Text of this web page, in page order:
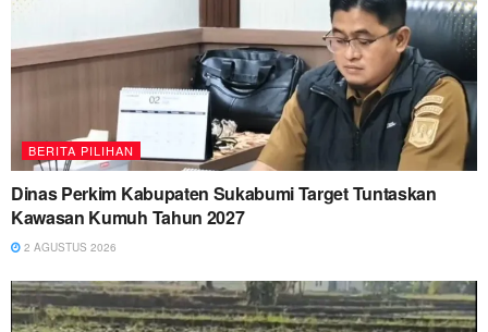
BERITA PILIHAN
Dinas Perkim Kabupaten Sukabumi Target Tuntaskan
Kawasan Kumuh Tahun 2027
2 AGUSTUS 2026